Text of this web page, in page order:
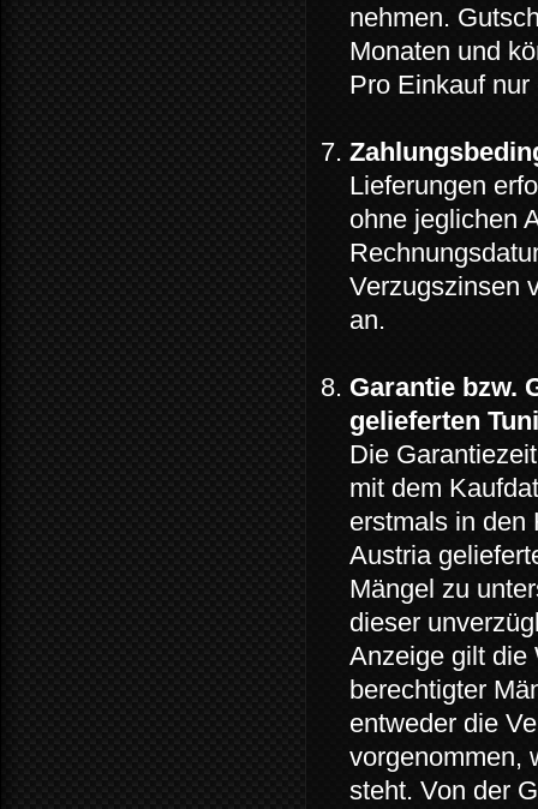
nehmen.
Monaten und
Pro Einkauf
Lieferungen
ohne jeglichen
Verzugszinsen
an.
Garantie bzw.
gelieferten
Die
mit dem
erstmals in den
Austria
Mängel zu
dieser
Anzeige gilt die
berechtigter
entweder die
vorgenommen,
steht. Von der